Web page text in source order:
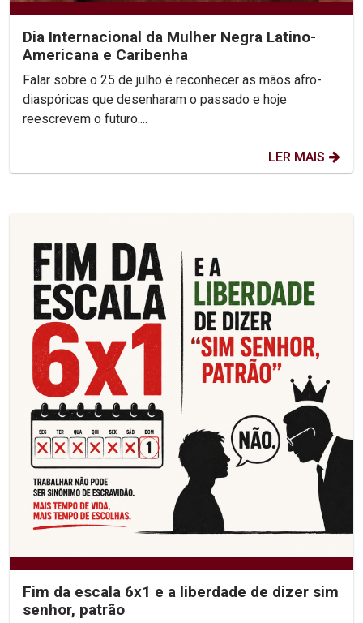
Dia Internacional da Mulher Negra Latino-
Americana e Caribenha
Falar sobre o 25 de julho é reconhecer as mãos afro-
diaspóricas que desenharam o passado e hoje
reescrevem o futuro....
LER MAIS
Fim da escala 6x1 e a liberdade de dizer sim
senhor, patrão